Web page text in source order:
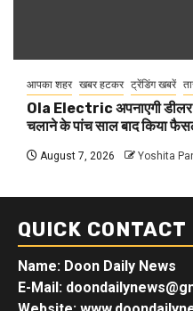
आपका शहर खबर हटकर ट्रेंडिंग खबरें
Ola Electric अपनाएगी
चलाने के पांच साल बाद किया
August 7, 2026 Yoshita
QUICK CONTACT
Name: Doon Daily News
E-Mail: